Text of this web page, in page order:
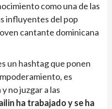
como una de las
influyentes del pop
cantante dominicana
un hashtag que ponen
es
no juzgar a las
ha trabajado y se ha